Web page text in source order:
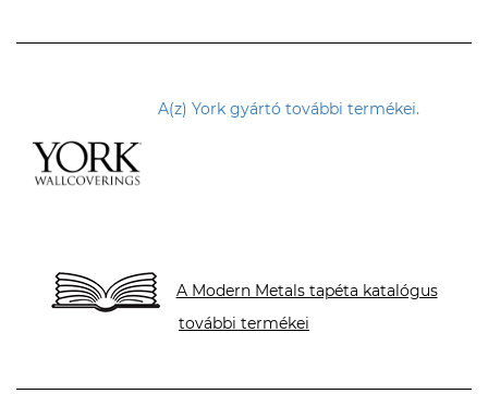
A(z) York gyártó további termékei.
A Modern Metals tapéta katalógus
további termékei